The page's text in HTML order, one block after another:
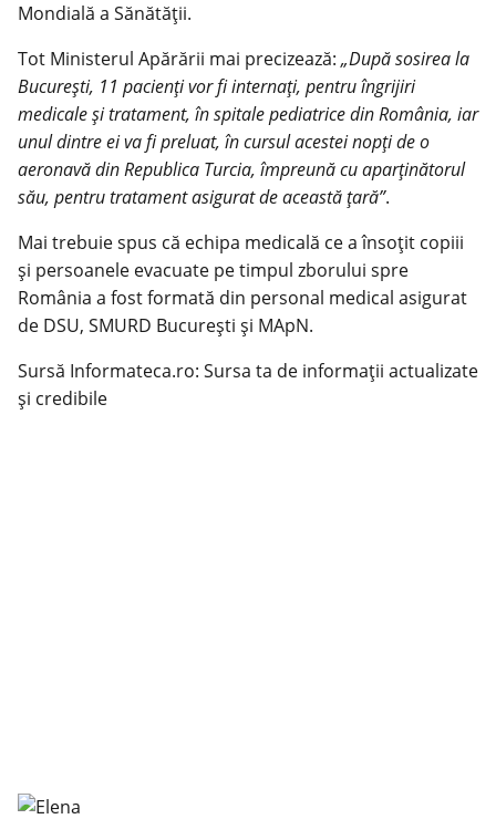
Mondială a Sănătăţii.
Tot Ministerul Apărării mai precizează: „După sosirea la
Bucureşti, 11 pacienţi vor fi internaţi, pentru îngrijiri
medicale şi tratament, în spitale pediatrice din România, iar
unul dintre ei va fi preluat, în cursul acestei nopţi de o
aeronavă din Republica Turcia, împreună cu aparţinătorul
său, pentru tratament asigurat de această ţară”.
Mai trebuie spus că echipa medicală ce a însoţit copiii
și persoanele evacuate pe timpul zborului spre
România a fost formată din personal medical asigurat
de DSU, SMURD Bucureşti şi MApN.
Sursă Informateca.ro: Sursa ta de informații actualizate
și credibile